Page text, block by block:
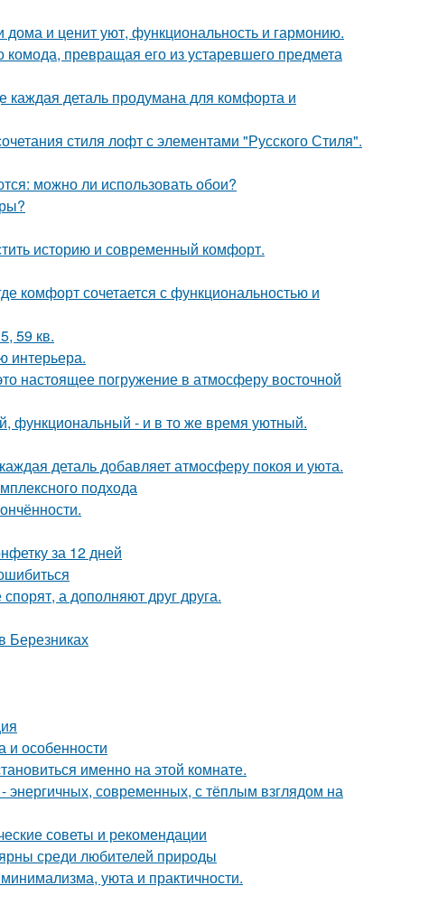
дома и ценит уют, функциональность и гармонию.
превращая его из устаревшего предмета
каждая деталь продумана для комфорта и
стиля лофт с элементами "Русского Стиля".
можно ли использовать обои?
историю и современный комфорт.
комфорт сочетается с функциональностью и
59 кв.
интерьера.
настоящее погружение в атмосферу восточной
функциональный - и в то же время уютный.
деталь добавляет атмосферу покоя и уюта.
подхода
за 12 дней
а дополняют друг друга.
Березниках
особенности
именно на этой комнате.
энергичных, современных, с тёплым взглядом на
советы и рекомендации
среди любителей природы
уюта и практичности.